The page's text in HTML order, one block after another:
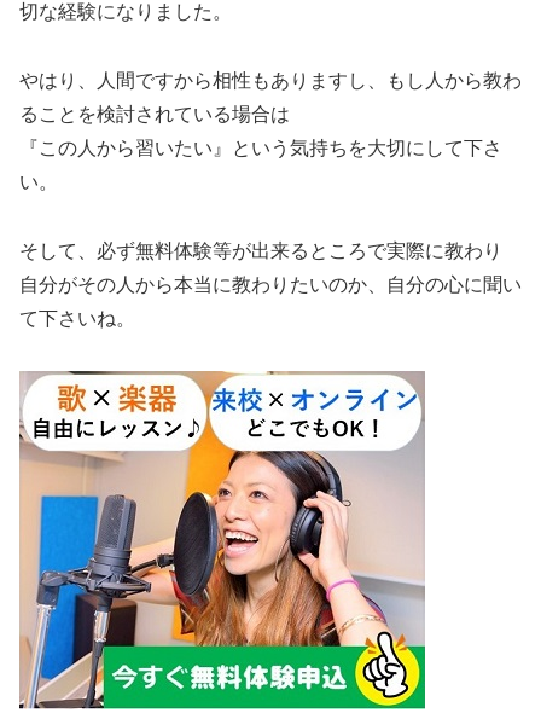
切な経験になりました。
やはり、人間ですから相性もありますし、もし人から教わ
ることを検討されている場合は
『この人から習いたい』という気持ちを大切にして下さ
い。
そして、必ず無料体験等が出来るところで実際に教わり
自分がその人から本当に教わりたいのか、自分の心に聞い
て下さいね。